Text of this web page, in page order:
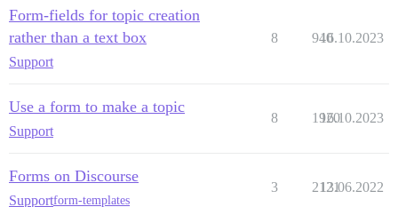
Form-fields for topic creation
rather than a text box
Support
8 940
16.10.2023
Use a form to make a topic
Support
8 1920
16.10.2023
Forms on Discourse
Supportform-templates
3 2121
13.06.2022